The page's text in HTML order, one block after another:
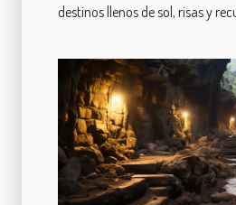
destinos llenos de sol, risas y